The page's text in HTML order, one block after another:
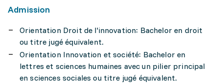
Admission
Orientation Droit de l'innovation: Bachelor en droit
ou titre jugé équivalent.
Orientation Innovation et société: Bachelor en
lettres et sciences humaines avec un pilier principal
en sciences sociales ou titre jugé équivalent.